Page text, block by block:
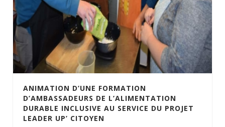
ANIMATION D’UNE FORMATION
D’AMBASSADEURS DE L’ALIMENTATION
DURABLE INCLUSIVE AU SERVICE DU PROJET
LEADER UP’ CITOYEN